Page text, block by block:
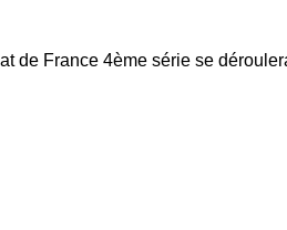
de France 4ème série se